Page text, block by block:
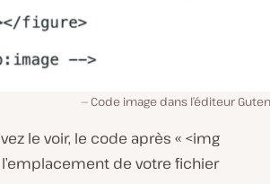
Code image dans l’éditeur
le voir, le code après « <img
de votre fichier